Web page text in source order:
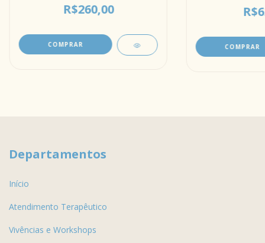
R$260,00
COMPRAR
Departamentos
Início
Atendimento Terapêutico
Vivências e Workshops